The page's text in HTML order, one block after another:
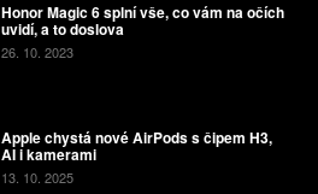
Honor Magic 6 splní vše, co vám na očích
uvidí, a to doslova
26. 10. 2023
Apple chystá nové AirPods s čipem H3,
AI i kamerami
13. 10. 2025